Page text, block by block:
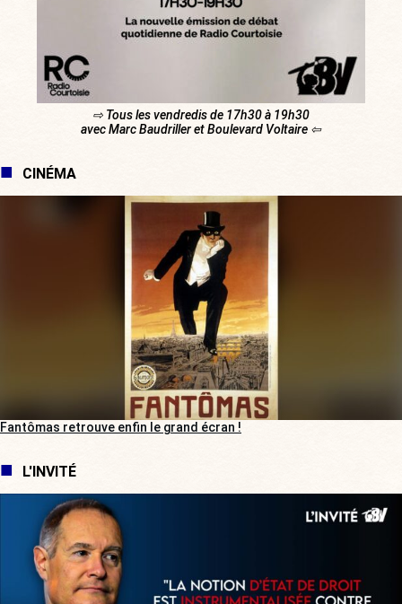
⇨ Tous les vendredis de 17h30 à 19h30
avec Marc Baudriller et Boulevard Voltaire ⇦
CINÉMA
Fantômas retrouve enfin le grand écran !
L'INVITÉ